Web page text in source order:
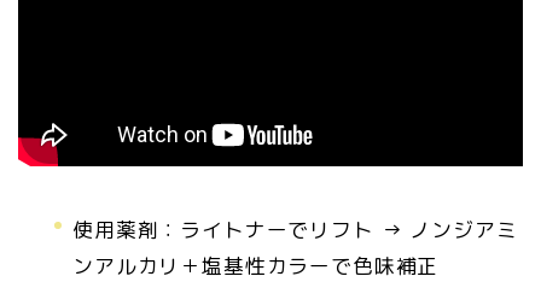
使用薬剤：ライトナーでリフト → ノンジアミ
ンアルカリ＋塩基性カラーで色味補正